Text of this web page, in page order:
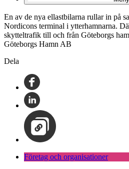
En av de nya ellastbilarna rullar in på
Nordicons terminal i ytterhamnarna.
skytteltrafik till och från Göteborgs
Göteborgs Hamn AB
Dela
Företag och organisationer